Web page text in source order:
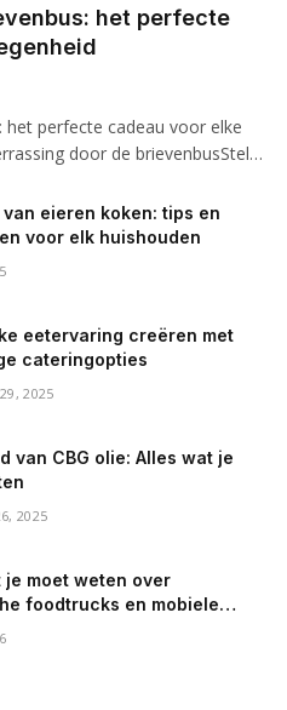
het perfecte
perfecte cadeau voor elke
door de brievenbusStel…
van eieren koken: tips en
voor elk huishouden
eetervaring creëren met
cateringopties
2025
van CBG olie: Alles wat je
2025
je moet weten over
foodtrucks en mobiele